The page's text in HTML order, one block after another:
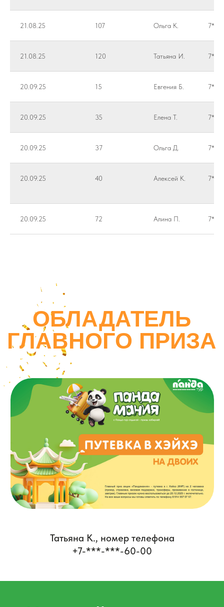
21.08.25 107 Ольга К.
21.08.25 120 Татьяна И.
20.09.25 15 Евгения Б.
20.09.25 35 Елена Т.
20.09.25 37 Ольга Д.
20.09.25 40 Алексей К.
20.09.25 72 Алина П.